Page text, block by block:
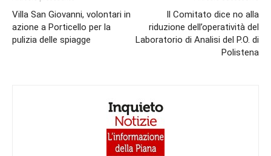
Villa San Giovanni, volontari in
azione a Porticello per la
pulizia delle spiagge
Il Comitato dice no alla
riduzione dell’operatività del
Laboratorio di Analisi del P.O. di
Polistena